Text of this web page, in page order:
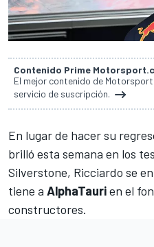
Contenido Prime
El mejor contenido de
servicio de suscripción.
En lugar de hacer su
brilló esta semana en los
Silverstone, Ricciardo se
tiene a AlphaTaurien el
constructores.